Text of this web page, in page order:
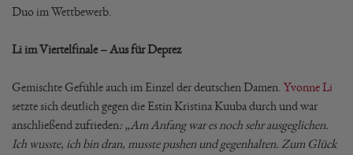
Duo im Wettbewerb.
Li im Viertelfinale – Aus für Deprez
Gemischte Gefühle auch im Einzel der deutschen Damen. Yvonne Li
setzte sich deutlich gegen die Estin Kristina Kuuba durch und war
anschließend zufrieden: „Am Anfang war es noch sehr ausgeglichen.
Ich wusste, ich bin dran, musste pushen und gegenhalten. Zum Glück